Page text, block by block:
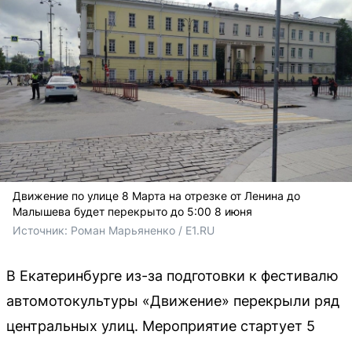
Движение по улице 8 Марта на отрезке от Ленина до
Малышева будет перекрыто до 5:00 8 июня
Источник: Роман Марьяненко / E1.RU
В Екатеринбурге из-за подготовки к фестивалю
автомотокультуры «Движение» перекрыли ряд
центральных улиц. Мероприятие стартует 5